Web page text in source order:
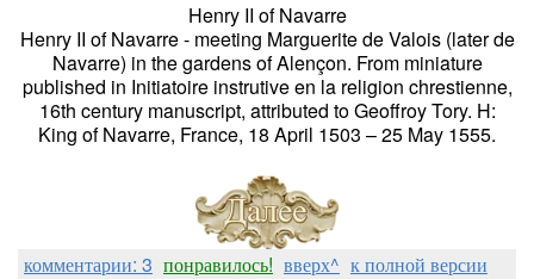
Henry II of Navarre
Henry II of Navarre - meeting Marguerite de Valois (later de
Navarre) in the gardens of Alençon. From miniature
published in Initiatoire instrutive en la religion chrestienne,
16th century manuscript, attributed to Geoffroy Tory. H:
King of Navarre, France, 18 April 1503 – 25 May 1555.
комментарии: 3 понравилось! вверх^ к полной версии